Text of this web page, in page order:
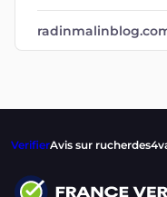
VerifierAvis sur